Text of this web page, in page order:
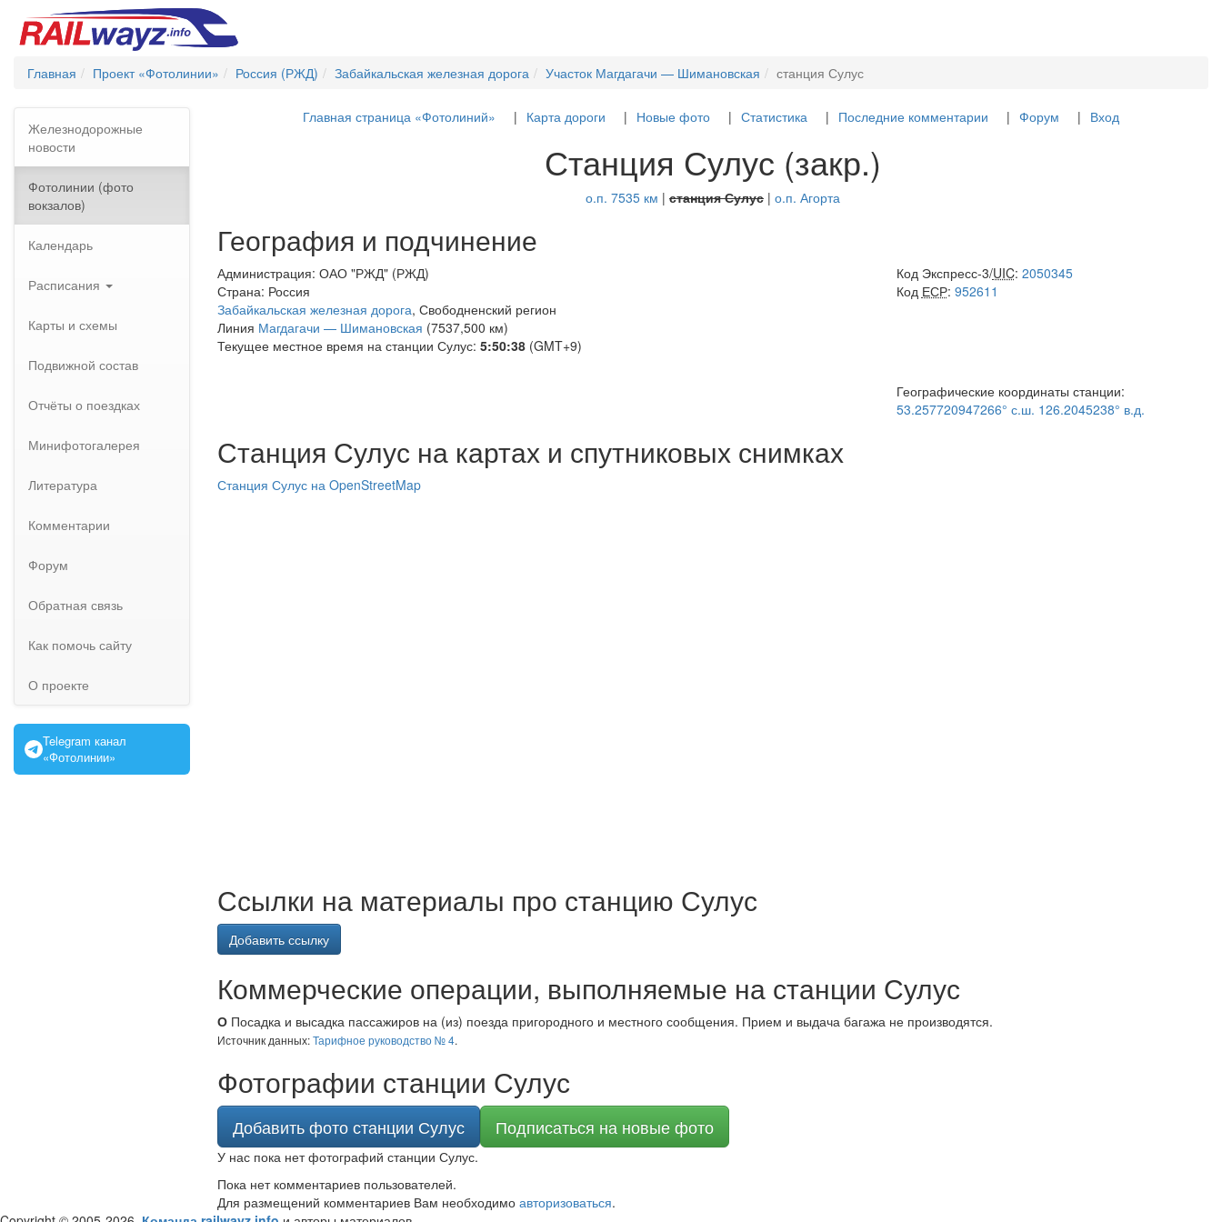
Главная Проект «Фотолинии» Россия (РЖД) Забайкальская железная дорога Участок Магдагачи — Шимановская станция Сулус
Железнодорожные
новости
Фотолинии (фото
вокзалов)
Календарь
Расписания
Карты и схемы
Подвижной состав
Отчёты о поездках
Минифотогалерея
Литература
Комментарии
Форум
Обратная связь
Как помочь сайту
О проекте
Telegram канал
«Фотолинии»
Главная страница «Фотолиний» Карта дороги Новые фото Статистика Последние комментарии Форум Вход
Станция Сулус (закр.)
о.п. 7535 км | станция Сулус | о.п. Агорта
География и подчинение
Администрация: ОАО "РЖД" (РЖД)
Страна: Россия
Забайкальская железная дорога, Свободненский регион
Линия Магдагачи — Шимановская (7537,500 км)
Текущее местное время на станции Сулус: 5:50:38 (GMT+9)
Код Экспресс-3/UIC: 2050345
Код ЕСР: 952611
Географические координаты станции:
53.257720947266° с.ш. 126.2045238° в.д.
Станция Сулус на картах и спутниковых снимках
Станция Сулус на OpenStreetMap
Ссылки на материалы про станцию Сулус
Добавить ссылку
Коммерческие операции, выполняемые на станции Сулус
О Посадка и высадка пассажиров на (из) поезда пригородного и местного сообщения. Прием и выдача багажа не производятся.
Источник данных:Тарифное руководство № 4.
Фотографии станции Сулус
Добавить фото станции Сулус Подписаться на новые фото
У нас пока нет фотографий станции Сулус.
Пока нет комментариев пользователей.
Для размещений комментариев Вам необходимо авторизоваться.